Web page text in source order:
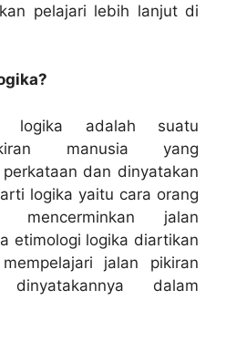
pelajari lebih lanjut di
logika adalah suatu
manusia yang
dan dinyatakan
logika yaitu cara orang
mencerminkan jalan
etimologi logika diartikan
jalan pikiran
dalam